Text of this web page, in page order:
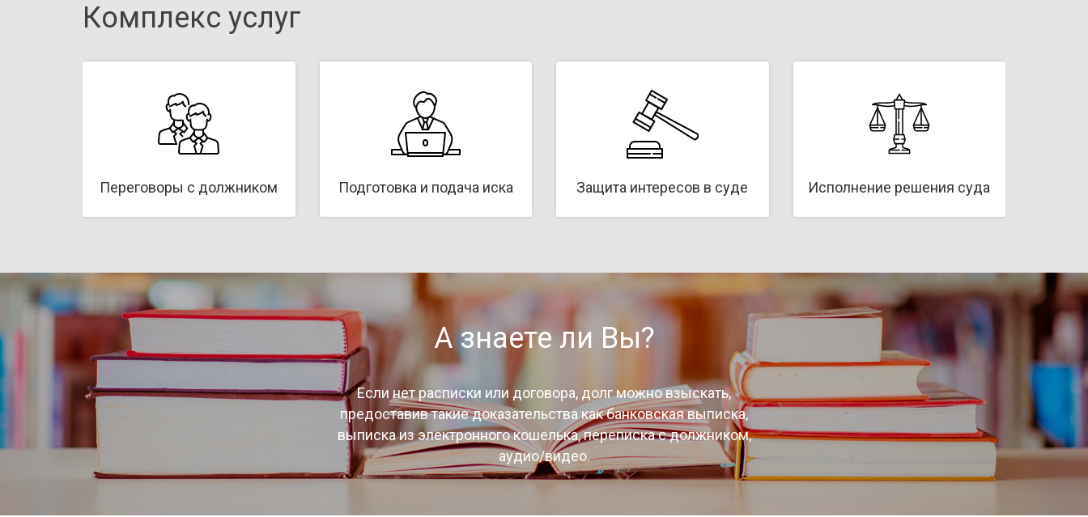
Комплекс услуг
Переговоры с должником Подготовка и подача иска Защита интересов в суде Исполнение решения суда
А знаете ли Вы?
Если нет расписки или договора, долг можно взыскать,
предоставив такие доказательства как банковская выписка,
выписка из электронного кошелька, переписка с должником,
аудио/видео.